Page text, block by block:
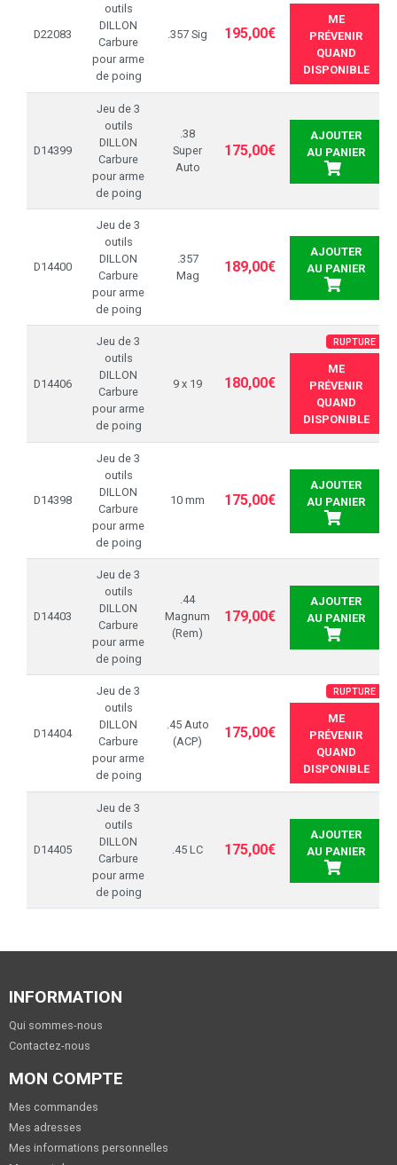
D22083
outils
DILLON
Carbure
pour arme
de poing
.357 Sig 195,00€
ME
PRÉVENIR
QUAND
DISPONIBLE
D14399
Jeu de 3
outils
DILLON
Carbure
pour arme
de poing
.38
Super
Auto
175,00€
AJOUTER
AU PANIER
D14400
Jeu de 3
outils
DILLON
Carbure
pour arme
de poing
.357
Mag
189,00€
AJOUTER
AU PANIER
D14406
Jeu de 3
outils
DILLON
Carbure
pour arme
de poing
9 x 19 180,00€
RUPTURE
ME
PRÉVENIR
QUAND
DISPONIBLE
D14398
Jeu de 3
outils
DILLON
Carbure
pour arme
de poing
10 mm 175,00€
AJOUTER
AU PANIER
D14403
Jeu de 3
outils
DILLON
Carbure
pour arme
de poing
.44
Magnum
(Rem)
179,00€
AJOUTER
AU PANIER
D14404
Jeu de 3
outils
DILLON
Carbure
pour arme
de poing
.45 Auto
(ACP)
175,00€
RUPTURE
ME
PRÉVENIR
QUAND
DISPONIBLE
D14405
Jeu de 3
outils
DILLON
Carbure
pour arme
de poing
.45 LC 175,00€
AJOUTER
AU PANIER
INFORMATION
Qui sommes-nous
Contactez-nous
MON COMPTE
Mes commandes
Mes adresses
Mes informations personnelles